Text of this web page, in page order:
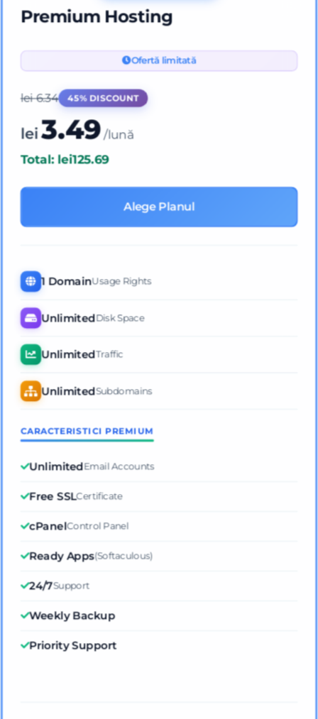
Premium Hosting
Ofertă limitată
lei6.34 45% DISCOUNT
lei3.49 /lună
Total: lei125.69
Alege Planul
1 DomainUsage Rights
UnlimitedDisk Space
UnlimitedTraffic
UnlimitedSubdomains
CARACTERISTICI PREMIUM
UnlimitedEmail Accounts
Free SSLCertificate
cPanelControl Panel
Ready Apps(Softaculous)
24/7Support
Weekly Backup
Priority Support